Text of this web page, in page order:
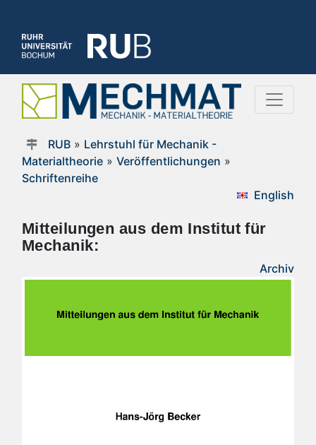
RUB» Lehrstuhl für Mechanik -
Materialtheorie » Veröffentlichungen »
Schriftenreihe
English
Mitteilungen aus dem Institut für
Mechanik:
Archiv